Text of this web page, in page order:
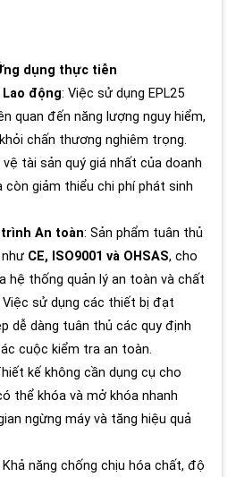
dụng thực tiễn
động: Việc sử dụng EPL25
quan đến năng lượng nguy hiểm,
chấn thương nghiêm trọng.
tài sản quý giá nhất của doanh
còn giảm thiểu chi phí phát sinh
An toàn: Sản phẩm tuân thủ
CE, ISO9001 và OHSAS, cho
hệ thống quản lý an toàn và chất
sử dụng các thiết bị đạt
dễ dàng tuân thủ các quy định
cuộc kiểm tra an toàn.
kế không cần dụng cụ cho
thể khóa và mở khóa nhanh
ngừng máy và tăng hiệu quả
Khả năng chống chịu hóa chất, độ